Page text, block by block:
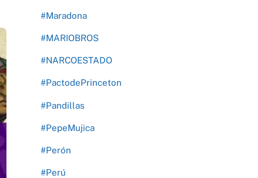
#Maradona
#MARIOBROS
#NARCOESTADO
#PactodePrinceton
#Pandillas
#PepeMujica
#Perón
#Perú